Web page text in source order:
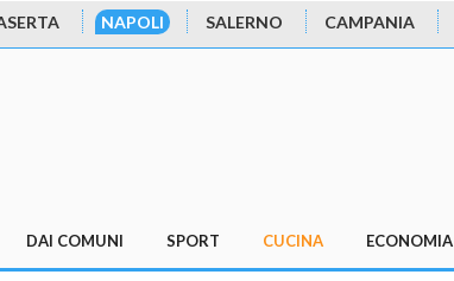
NAPOLI SALERNO CAMPANIA
DAI COMUNI SPORT CUCINA ECONOMIA